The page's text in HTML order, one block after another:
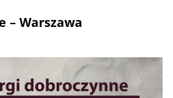
– Warszawa